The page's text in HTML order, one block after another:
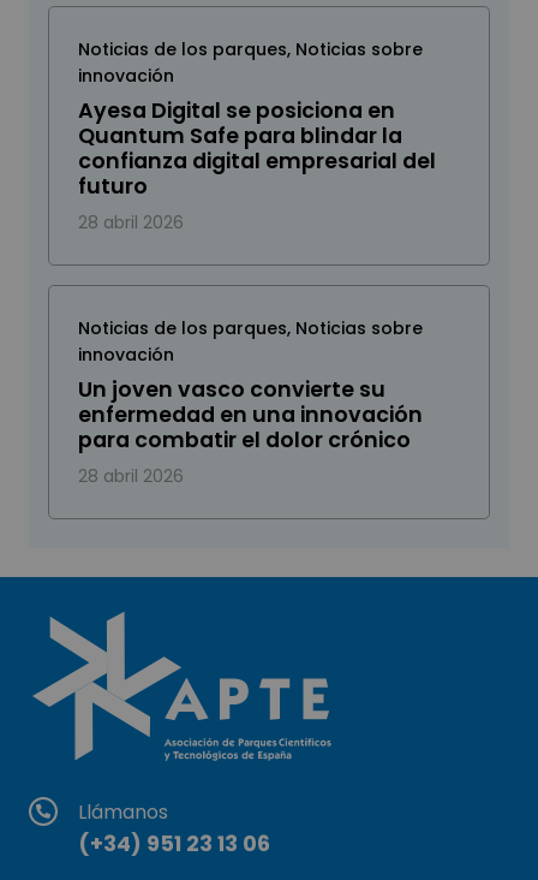
Noticias de los parques, Noticias sobre
innovación
Ayesa Digital se posiciona en
Quantum Safe para blindar la
confianza digital empresarial del
futuro
28 abril 2026
Noticias de los parques, Noticias sobre
innovación
Un joven vasco convierte su
enfermedad en una innovación
para combatir el dolor crónico
28 abril 2026
Llámanos
(+34) 951 23 13 06